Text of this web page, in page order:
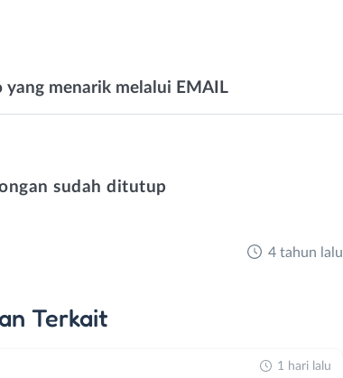
yang menarik melalui EMAIL
sudah ditutup
4 tahun lalu
Terkait
1 hari lalu